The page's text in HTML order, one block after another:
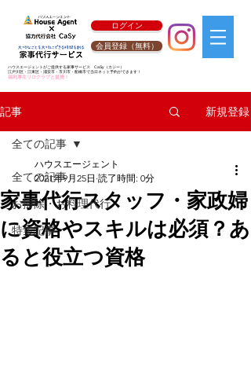
ログイン
会員登録（無料）
ハウスエージェントがご提供する家事サービス CaSy （カジー）
江戸川区・江東区・浦安市・市川市・船橋市で当日ネット予約ができます！
福利厚生リロクラブと提携！
記事 新規登録
全ての記事
お掃除・お料理代行
特集記事
全ての記事
家事代行スタッフ・家政婦
に資格やスキルは必須？あ
ると役立つ資格
ハウスエージェント
2021年9月25日 読了時間: 0分